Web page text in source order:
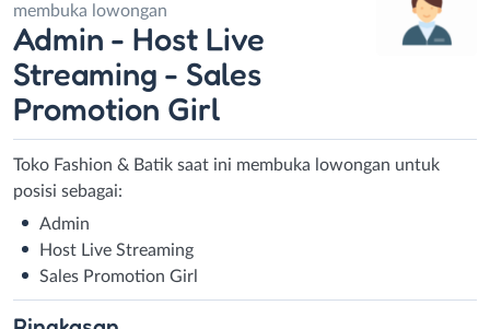
membuka lowongan
Admin - Host Live
Streaming - Sales
Promotion Girl
Toko Fashion & Batik saat ini membuka lowongan untuk
posisi sebagai:
Admin
Host Live Streaming
Sales Promotion Girl